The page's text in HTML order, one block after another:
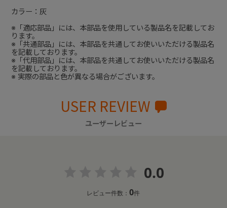
カラー：灰
※「適応部品」には、本部品を使用している製品名を記載してお
ります。
※「共通部品」には、本部品を共通してお使いいただける製品名
を記載しております。
※「代用部品」には、本部品を共通してお使いいただける製品名
を記載しております。
※ 実際の部品と色が異なる場合がございます。
USER REVIEW
ユーザーレビュー
0.0
レビュー件数：0件